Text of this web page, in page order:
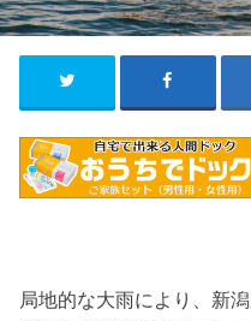
局地的な大雨により、新